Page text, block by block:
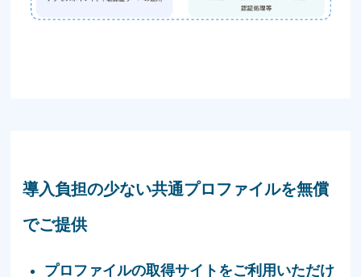
導⼊負担の少ない共通プロファイルを無償
でご提供
プロファイルの取得サイトをご利⽤いただけ